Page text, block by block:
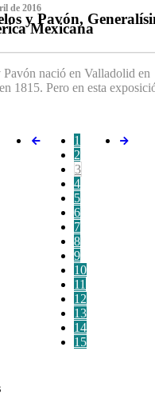
de 2016
y Pavón,
Mexicana
Pavón nació en Valladolid
1815. Pero en esta
1
2
3
4
5
6
7
8
9
10
11
12
13
14
15